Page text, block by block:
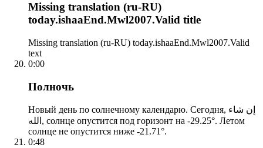
Missing translation (ru-RU)
today.ishaaEnd.Mwl2007.Valid title
Missing translation (ru-RU) today.ishaaEnd.Mwl2007.Valid
text
0:00
Полночь
Новый день по солнечному календарю. Сегодня, إن شاء
الله, солнце опустится под горизонт на -29.25°. Летом
солнце не опустится ниже -21.71°.
0:48